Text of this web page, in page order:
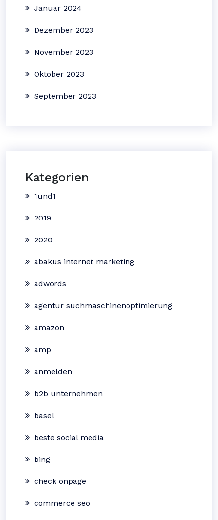
Januar 2024
Dezember 2023
November 2023
Oktober 2023
September 2023
Kategorien
1und1
2019
2020
abakus internet marketing
adwords
agentur suchmaschinenoptimierung
amazon
amp
anmelden
b2b unternehmen
basel
beste social media
bing
check onpage
commerce seo